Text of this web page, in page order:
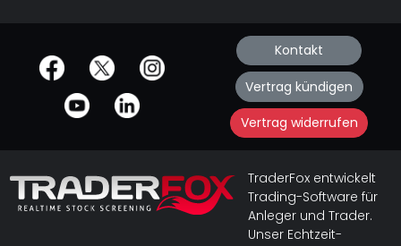
offizielle Social Media-Accounts Kontakt
Vertrag kündigen
Vertrag widerrufen
TraderFox entwickelt
Trading-Software für
Anleger und Trader.
Unser Echtzeit-